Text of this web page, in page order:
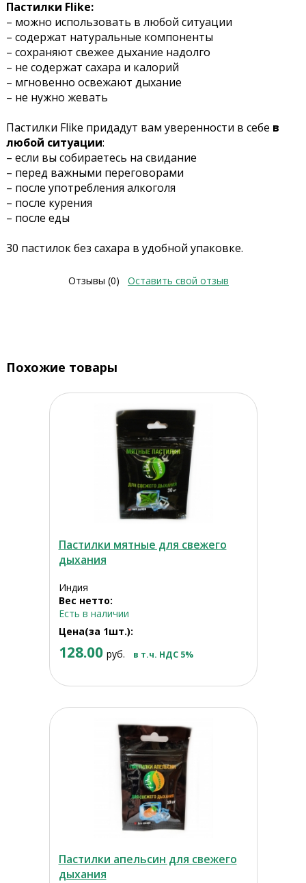
Пастилки Flike:
– можно использовать в любой ситуации
– содержат натуральные компоненты
– сохраняют свежее дыхание надолго
– не содержат сахара и калорий
– мгновенно освежают дыхание
– не нужно жевать
Пастилки Flike придадут вам уверенности в себе в
любой ситуации:
– если вы собираетесь на свидание
– перед важными переговорами
– после употребления алкоголя
– после курения
– после еды
30 пастилок без сахара в удобной упаковке.
Отзывы (0) Оставить свой отзыв
Похожие товары
Пастилки мятные для свежего
дыхания
Индия
Вес нетто:
Есть в наличии
Цена(за 1шт.):
128.00 руб. в т.ч. НДС 5%
Пастилки апельсин для свежего
дыхания